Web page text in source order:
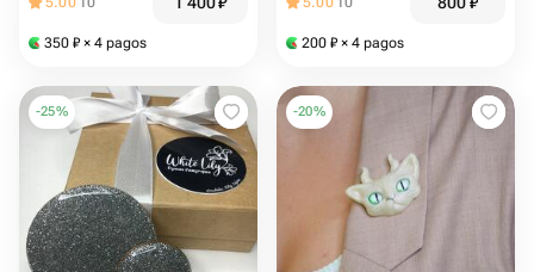
350 ₽ × 4 pagos 200 ₽ × 4 pagos
-25% -20%